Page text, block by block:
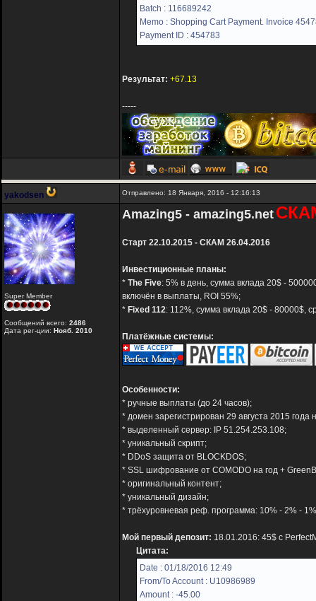
Batch : 116689242
Memo : Shopping Cart Payment. Invoice
Payment ID : 454783
Результат: +67.13
-----
yakodsen Отправлено: 18 Января, 2016 - 12:16:13
Super Member
Сообщений всего: 2486
Дата рег-ции: Нояб. 2010
Amazing5 - amazing5.net
Старт 22.10.2015 - СКАМ 26.04.2016
Инвестиционные планы:
* The Five: 5% в день, сумма вклада 20$ -
включён в выплаты, ROI 55%;
* Fixed 112: 112%, сумма вклада 20$ - 80000$,
Платёжные системы:
Особенности:
* ручные выплаты (до 24 часов);
* домен зарегистрирован 29 августа 2015 года
* выделенный сервер: IP 51.254.253.108;
* уникальный скрипт;
* DDoS защита от BLOCKDOS;
* SSL шифрование от COMODO на год +
* оригинальный контент;
* уникальный дизайн;
* трёхуровневая реф. программа: 10% - 2% -
Мой первый депозит: 18.01.2016: 45$ с
Цитата:
Date : 01/18/2016 12:49
From/To Account : U10986989
Amount : -45.00